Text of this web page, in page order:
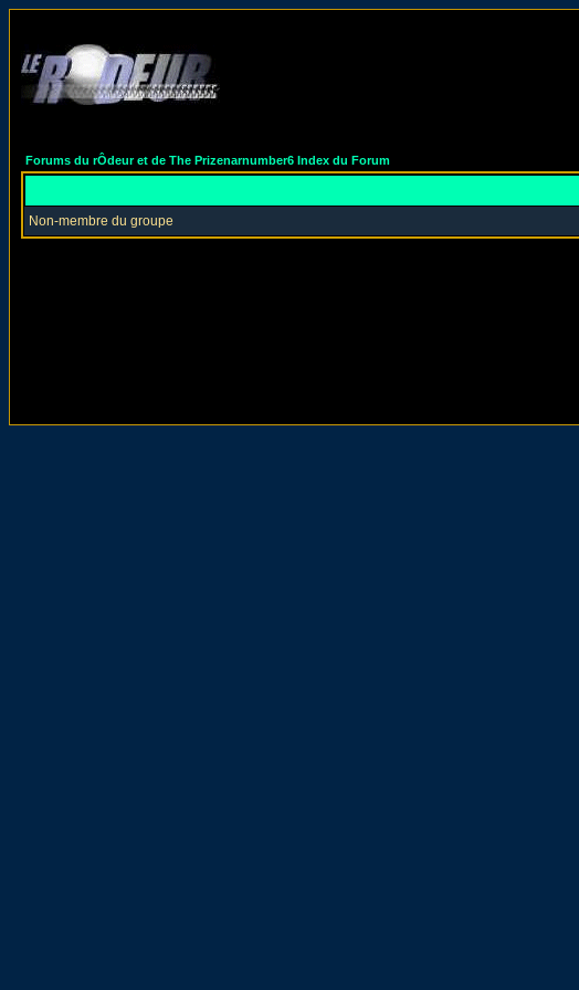
Forums du rÔdeur et de The Prizenarnumber6 Index du Forum
Non-membre du groupe